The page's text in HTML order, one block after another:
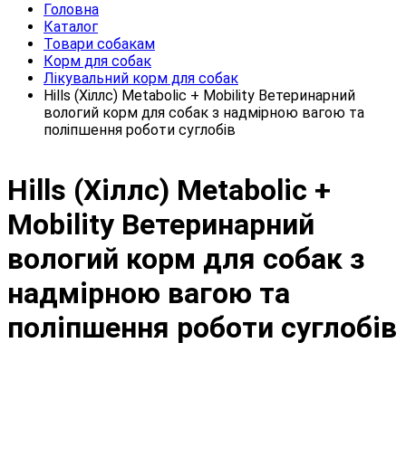
Головна
Каталог
Товари собакам
Корм для собак
Лікувальний корм для собак
Hills (Хіллс) Metabolic + Mobility Ветеринарний
вологий корм для собак з надмірною вагою та
поліпшення роботи суглобів
Hills (Хіллс) Metabolic +
Mobility Ветеринарний
вологий корм для собак з
надмірною вагою та
поліпшення роботи суглобів